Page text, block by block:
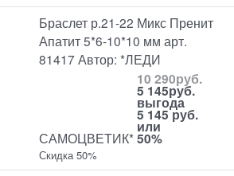
Браслет р.21-22 Микс Пренит
Апатит 5*6-10*10 мм арт.
81417 Автор: *ЛЕДИ
САМОЦВЕТИК*
10 290руб.
5 145руб.
выгода
5 145 руб.
или
50%
Скидка 50%